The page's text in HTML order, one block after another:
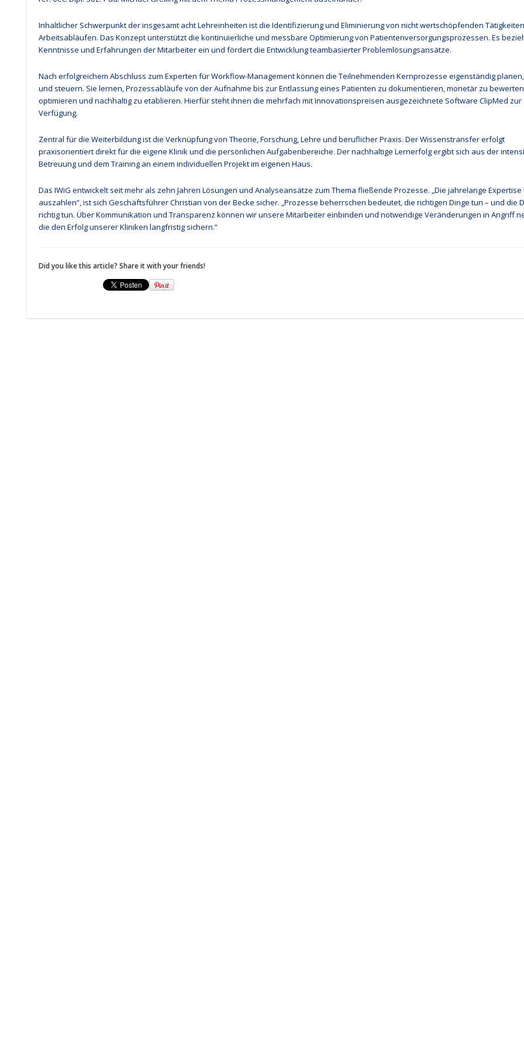
Inhaltlicher Schwerpunkt der insgesamt acht Lehreinheiten ist die Identifizierung und Eliminierung von nicht wertschöpfenden
Arbeitsabläufen. Das Konzept unterstützt die kontinuierliche und messbare Optimierung von Patientenversorgungsprozessen. Es
Kenntnisse und Erfahrungen der Mitarbeiter ein und fördert die Entwicklung teambasierter Problemlösungsansätze.
Nach erfolgreichem Abschluss zum Experten für Workflow-Management können die Teilnehmenden Kernprozesse eigenständig
und steuern. Sie lernen, Prozessabläufe von der Aufnahme bis zur Entlassung eines Patienten zu dokumentieren, monetär zu
optimieren und nachhaltig zu etablieren. Hierfür steht ihnen die mehrfach mit Innovationspreisen ausgezeichnete Software ClipMed zur
Verfügung.
Zentral für die Weiterbildung ist die Verknüpfung von Theorie, Forschung, Lehre und beruflicher Praxis. Der Wissenstransfer erfolgt
praxisorientiert direkt für die eigene Klinik und die persönlichen Aufgabenbereiche. Der nachhaltige Lernerfolg ergibt sich aus der
Betreuung und dem Training an einem individuellen Projekt im eigenen Haus.
Das IWiG entwickelt seit mehr als zehn Jahren Lösungen und Analyseansätze zum Thema fließende Prozesse. „Die jahrelange Expertise
auszahlen“, ist sich Geschäftsführer Christian von der Becke sicher. „Prozesse beherrschen bedeutet, die richtigen Dinge tun – und die
richtig tun. Über Kommunikation und Transparenz können wir unsere Mitarbeiter einbinden und notwendige Veränderungen in Angriff
die den Erfolg unserer Kliniken langfristig sichern.“
Did you like this article? Share it with your friends!